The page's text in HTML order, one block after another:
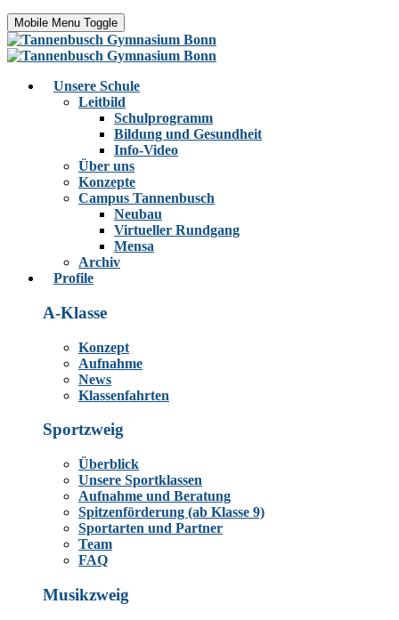
Mobile Menu Toggle
Unsere Schule
Leitbild
Schulprogramm
Bildung und Gesundheit
Info-Video
Über uns
Konzepte
Campus Tannenbusch
Neubau
Virtueller Rundgang
Mensa
Archiv
Profile
A-Klasse
Konzept
Aufnahme
News
Klassenfahrten
Sportzweig
Überblick
Unsere Sportklassen
Aufnahme und Beratung
Spitzenförderung (ab Klasse 9)
Sportarten und Partner
Team
FAQ
Musikzweig